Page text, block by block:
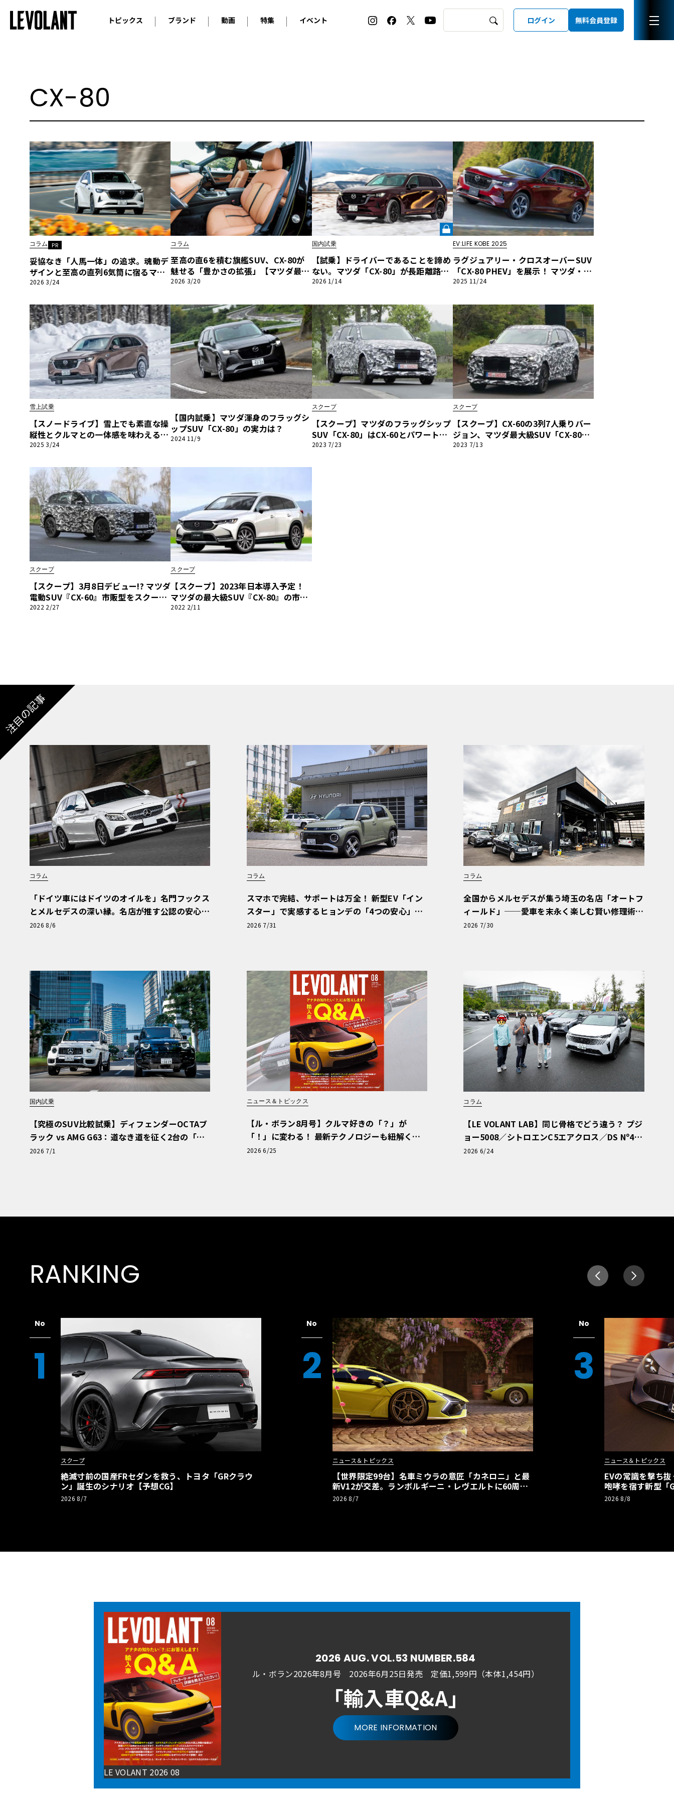
トピックス
コラム
ブランド
ベントレー
ケータハム
ランドローバー
ロータス
マクラーレン
MINI
モーガン
ロールス・ロイス
ボルボ
キャデラック
シボレー
ジープ
テスラ
ヒョンデ
BYD
その他
国産車
三菱
ダイハツ
スズキ
光岡
その他
動画 特集 イベント ログイン 無料会員登録
CX-80
コラム PR
妥協なき「人馬一体」の追求。魂動デ
ザインと至高の直列6気筒に宿るマツ
ダの哲学【マツダ最新ディーゼル完全
2026 3/24
コラム
至高の直6を積む旗艦SUV、CX-80が
魅せる「豊かさの拡張」【マツダ最新
ディーゼル完全解剖】
2026 3/20
国内試乗
【試乗】ドライバーであることを諦め
ない。マツダ「CX-80」が長距離路で
見せた“3列シートのスポーツカー”と
2026 1/14
EV:LIFE KOBE 2025
ラグジュアリー・クロスオーバーSUV
「CX-80 PHEV」を展示！ マツダ・ブ
ース出展情報【EV:LIFE KOBE 2025】
2025 11/24
雪上試乗
【スノードライブ】雪上でも素直な操
縦性とクルマとの一体感を味わえる！
「CX-80」
2025 3/24
【国内試乗】マツダ渾身のフラッグシ
ップSUV「CX-80」の実力は？
2024 11/9
スクープ
【スクープ】マツダのフラッグシップ
SUV「CX-80」はCX-60とパワートレ
インを共有！
2023 7/23
スクープ
【スクープ】CX-60の3列7人乗りバー
ジョン、マツダ最大級SUV「CX-80」
9月に日本発売へ！
2023 7/13
スクープ
【スクープ】3月8日デビュー!? マツダ
電動SUV『CX-60』市販型をスクー
プ！ ブランド第3のRWDモデルに
2022 2/27
スクープ
【スクープ】2023年日本導入予定！
マツダの最大級SUV『CX-80』の市販
型はこうなる！
2022 2/11
注目の記事
コラム
「ドイツ車にはドイツのオイルを」名門フックス
とメルセデスの深い縁。名店が推す公認の安心
と、Cクラスで味わうシルキーな走り〈PR〉
2026 8/6
コラム
スマホで完結、サポートは万全！ 新型EV「イン
スター」で実感するヒョンデの「4つの安心」
【第1回・ヒョンデ6つの疑問：Why? Hyunda
2026 7/31
コラム
全国からメルセデスが集う埼玉の名店「オートフ
ィールド」──愛車を末永く楽しむ賢い修理術
と、プロがフックス製オイルを選ぶ理由〈PR〉
2026 7/30
国内試乗
【究極のSUV比較試乗】ディフェンダーOCTAブ
ラック vs AMG G63：道なき道を征く2台の「対
極的アプローチ」
2026 7/1
ニュース＆トピックス
【ル・ボラン8月号】クルマ好きの「？」が
「！」に変わる！ 最新テクノロジーも紐解く
「輸入車Q&A」
2026 6/25
コラム
【LE VOLANT LAB】同じ骨格でどう違う？ プジ
ョー5008／シトロエンC5エアクロス／DS Nº4
読者一気乗りレポート
2026 6/24
RANKING
No
1
スクープ
絶滅寸前の国産FRセダンを救う、トヨタ「GRクラウ
ン」誕生のシナリオ【予想CG】
2026 8/7
No
2
ニュース＆トピックス
【世界限定99台】名車ミウラの意匠「カネロニ」と最
新V12が交差。ランボルギーニ・レヴエルトに60周年
記念車が登場
2026 8/7
No
3
ニュース＆トピックス
EVの常識を撃ち
咆哮を宿す新型「
2026 8/8
LE VOLANT 2026 08
2026 AUG. VOL.53 NUMBER.584
ル・ボラン2026年8月号 2026年6月25日発売 定価1,599円（本体1,454円）
「輸入車Q&A」
MORE INFORMATION